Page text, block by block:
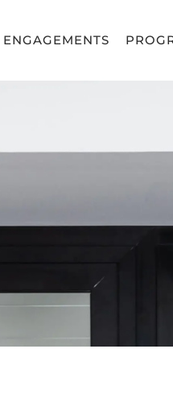
ENGAGEMENTS